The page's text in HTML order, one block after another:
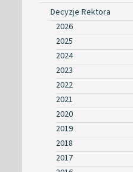
Decyzje Rektora
2026
2025
2024
2023
2022
2021
2020
2019
2018
2017